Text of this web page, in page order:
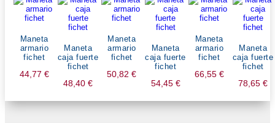
Maneta
armario
fichet
44,77 €
Maneta
caja fuerte
fichet
48,40€
Maneta
armario
fichet
50,82€
Maneta
caja fuerte
fichet
54,45 €
Maneta
armario
fichet
66,55 €
Maneta
caja fuerte
fichet
78,65€